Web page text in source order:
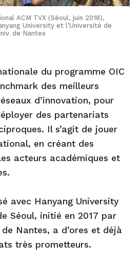
ACM TVX (Séoul, juin 2018),
University et l'Université de
de Nantes
du programme OIC
des meilleurs
d’innovation, pour
des partenariats
Il s’agit de jouer
en créant des
acteurs académiques et
avec Hanyang University
Séoul, initié en 2017 par
de Nantes, a d’ores et déjà
très prometteurs.